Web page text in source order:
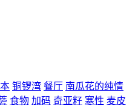
铜锣湾 餐厅 南瓜花的纯情
食物 加码 奇亚籽 寒性 麦皮